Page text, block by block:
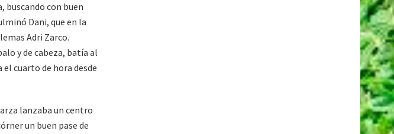
buscando con buen
Dani, que en la
Adri Zarco.
y de cabeza, batía al
cuarto de hora desde
lanzaba un centro
un buen pase de